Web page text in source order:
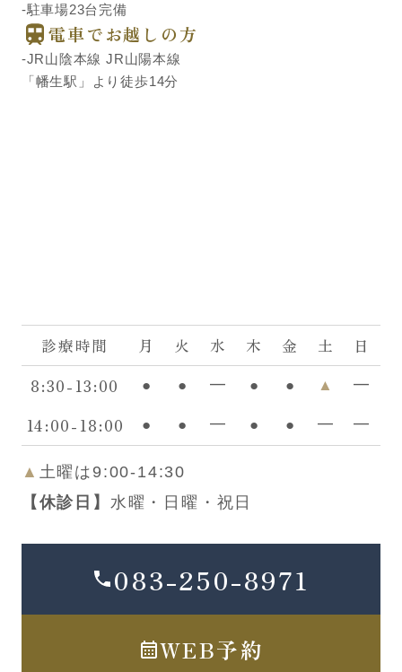
-駐車場23台完備
電車でお越しの方
-JR山陰本線 JR山陽本線
「幡生駅」より徒歩14分
診療時間 月 火 水 木 金 土
日
8:30-13:00
● ● ━ ● ● ▲ ━
14:00-18:00 ● ● ━ ● ● ━ ━
▲ 土曜は9:00-14:30
【休診日】 水曜・日曜・祝日
083-250-8971
WEB予約